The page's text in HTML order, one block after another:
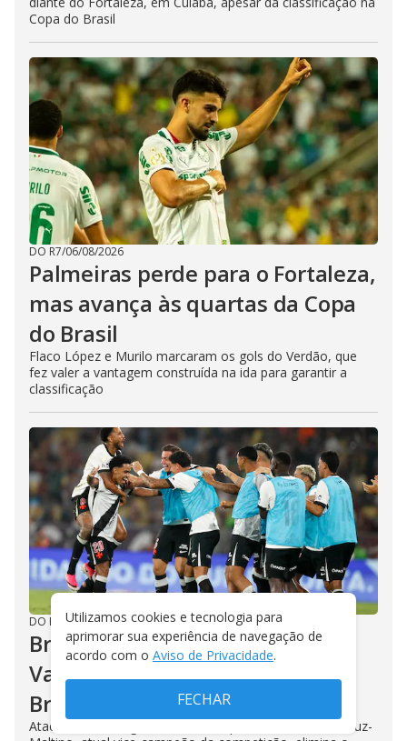
Copa do Brasil
DO R7/06/08/2026
Palmeiras perde para o Fortaleza,
mas avança às quartas da Copa
do Brasil
Flaco López e Murilo marcaram os gols do Verdão, que
fez valer a vantagem construída na ida para garantir a
classificação
DO R7 06/08/2026
Brenner detona o Fluminense.
Vasco nas quartas da Copa do
Brasil
Atacante fez um gol em cada tempo e, com o 3 a 1, Cruz-
Utilizamos cookies e tecnologia para
aprimorar sua experiência de navegação de
acordo com o Aviso de Privacidade.
FECHAR